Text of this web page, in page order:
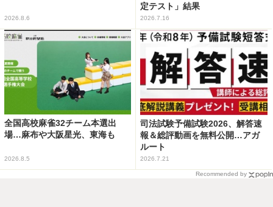
2026.8.6
定テスト」結果
2026.7.16
全国高校麻雀32チーム本選出
場…麻布や大阪星光、東海も
2026.8.5
司法試験予備試験2026、解答速
報＆総評動画を無料公開…アガ
ルート
2026.7.21
Recommended by